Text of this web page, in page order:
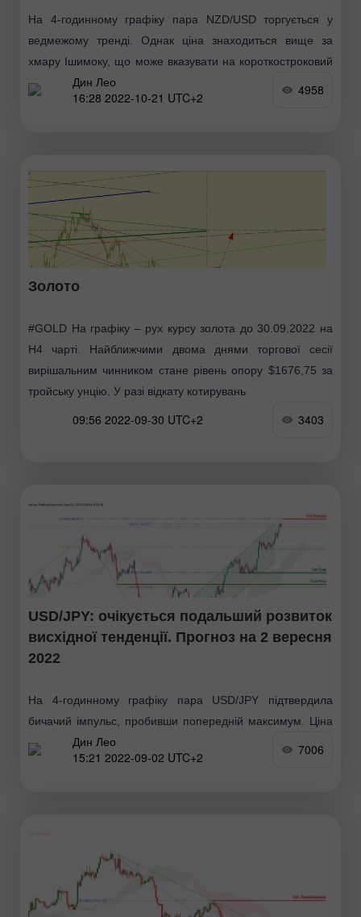
На 4-годинному графіку пара NZD/USD торгується у
ведмежому тренді. Однак ціна знаходиться вище за
хмару Ішимоку, що може вказувати на короткостроковий
бичачий імпульс. Очікується, що ціна проб'є 1-й рівень
Дин Лео
16:28 2022-10-21 UTC+2
4958
Золото
#GOLD На графіку – рух курсу золота до 30.09.2022 на
Н4 чарті. Найближчими двома днями торгової сесії
вирішальним чинником стане рівень опору $1676,75 за
тройську унцію. У разі відкату котирувань
09:56 2022-09-30 UTC+2 3403
USD/JPY: очікується подальший розвиток
висхідної тенденції. Прогноз на 2 вересня
2022
На 4-годинному графіку пара USD/JPY підтвердила
бичачий імпульс, пробивши попередній максимум. Ціна
пробила позначку 139.373, що відповідає попередньому
рівню свінг-хай. Якщо бичачий імпульс збережеться, ціна
Дин Лео
15:21 2022-09-02 UTC+2
7006